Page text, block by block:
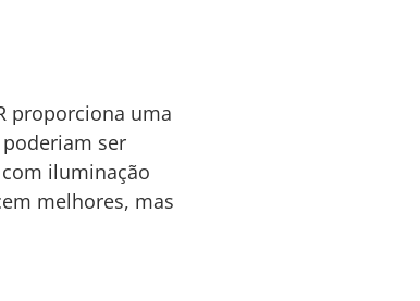
proporciona uma
ser
iluminação
melhores, mas